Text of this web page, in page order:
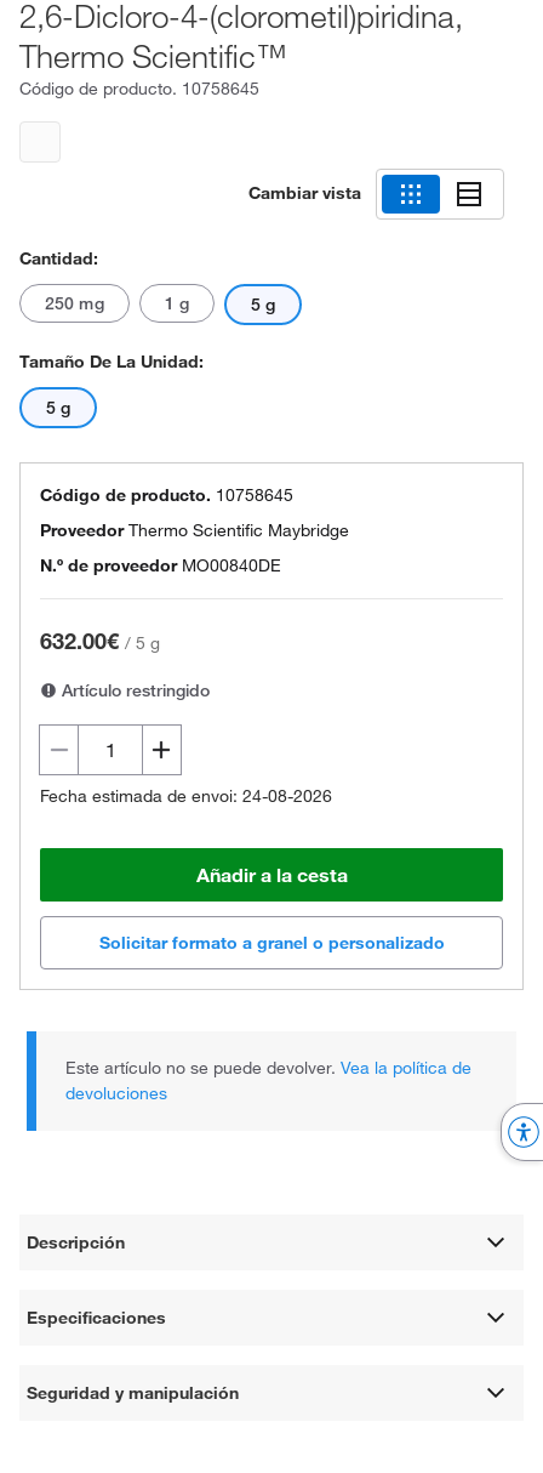
2,6-Dicloro-4-(clorometil)piridina,
Thermo Scientific™
Código de producto. 10758645
Cambiar vista
Cantidad:
250 mg 1 g 5 g
Tamaño De La Unidad:
5 g
Código de producto. 10758645
ProveedorThermo Scientific Maybridge
N.º de proveedor MO00840DE
632.00€ / 5 g
Artículo restringido
Fecha estimada de envoi: 24-08-2026
Añadir a la cesta
Solicitar formato a granel o personalizado
Este artículo no se puede devolver.Vea la política de
devoluciones
Descripción
Especificaciones
Seguridad y manipulación